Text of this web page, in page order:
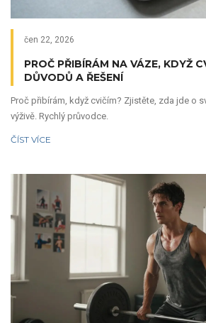
čen 22, 2026
PROČ PŘIBÍRÁM NA VÁZE, KDYŽ
DŮVODŮ A ŘEŠENÍ
Proč přibírám, když cvičím? Zjistěte, zda jde o
výživě. Rychlý průvodce.
ČÍST VÍCE